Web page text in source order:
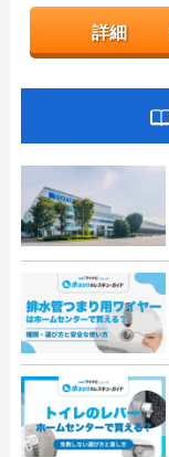
詳細